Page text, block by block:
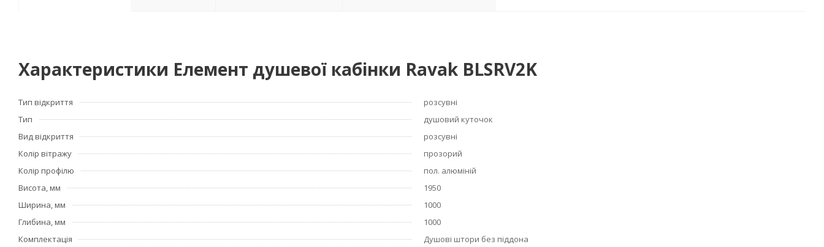
Характеристики Елемент душевої кабінки Ravak BLSRV2K
Тип відкриття
розсувні
Тип
душовий куточок
Вид відкриття
розсувні
Колір вітражу
прозорий
Колір профілю
пол. алюміній
Висота, мм
1950
Ширина, мм
1000
Глибина, мм
1000
Комплектація
Душові штори без піддона